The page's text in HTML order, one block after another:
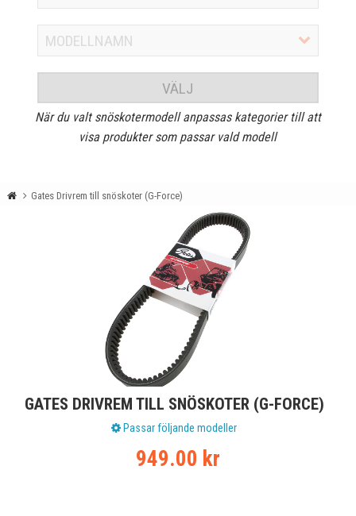
VÄLJ
När du valt snöskotermodell anpassas kategorier till att
visa produkter som passar vald modell
Gates Drivrem till snöskoter (G-Force)
GATES DRIVREM TILL SNÖSKOTER (G-FORCE)
Passar följande modeller
949.00 kr